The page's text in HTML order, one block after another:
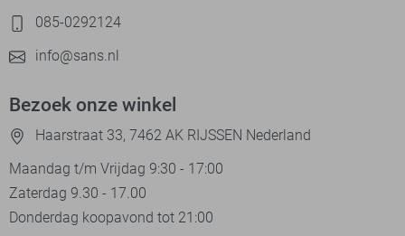
085-0292124
info@sans.nl
Bezoek onze winkel
Haarstraat 33, 7462 AK RIJSSEN Nederland
Maandag t/m Vrijdag 9:30 - 17:00
Zaterdag 9.30 - 17.00
Donderdag koopavond tot 21:00